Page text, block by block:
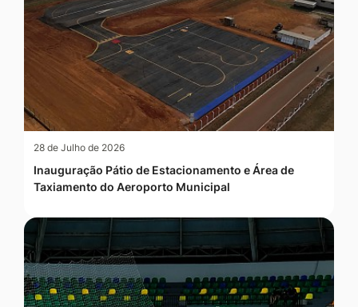
28 de Julho de 2026
Inauguração Pátio de Estacionamento e Área de
Taxiamento do Aeroporto Municipal